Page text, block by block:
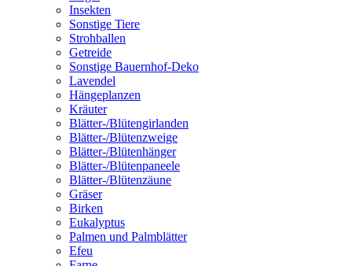
Insekten
Sonstige Tiere
Strohballen
Getreide
Sonstige Bauernhof-Deko
Lavendel
Hängeplanzen
Kräuter
Blätter-/Blütengirlanden
Blätter-/Blütenzweige
Blätter-/Blütenhänger
Blätter-/Blütenpaneele
Blätter-/Blütenzäune
Gräser
Birken
Eukalyptus
Palmen und Palmblätter
Efeu